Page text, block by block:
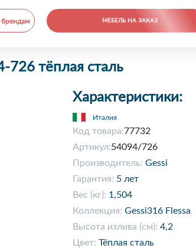
МЕБЕЛЬ НА ЗАКАЗ
726 тёплая сталь
Характеристики:
Италия
Код товара:77732
Артикул:54094/726
Производитель: Gessi
Гарантия: 5 лет
Вес (кг): 1,504
Коллекция: Gessi316 Flessa
Высота излива (см): 4,2
Цвет: Тёплая сталь